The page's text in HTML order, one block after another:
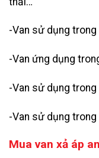
-Van sử dụng trong
-Van ứng dụng
-Van sử dụng trong
-Van sử dụng
Mua van xả áp